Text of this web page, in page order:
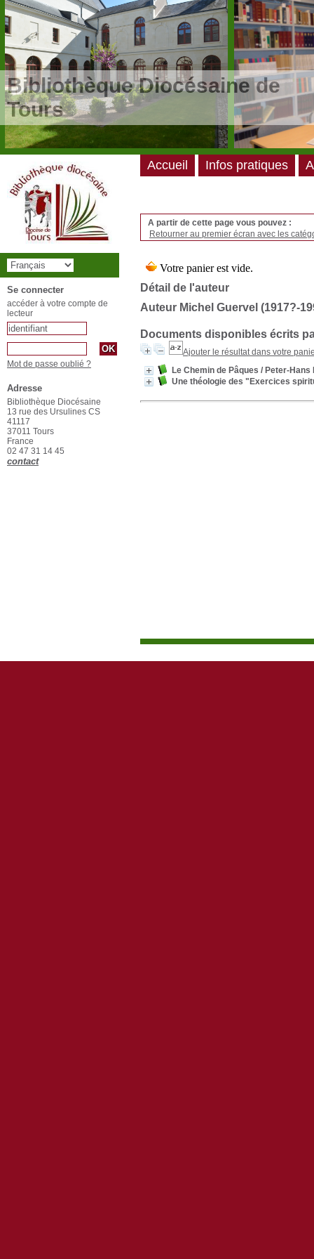
/**/
Bibliothèque Diocésaine de
Tours
A partir de cette page vous pouvez :
Retourner au premier écran avec les
Détail de l'auteur
Auteur Michel Guervel (1917?-
Documents disponibles écrits
Ajouter le résultat dans votre
Le Chemin de Pâques / Peter-Hans
Une théologie des "Exercices
Accueil Infos pratiques
Se connecter
accéder à votre compte de
lecteur
Mot de passe oublié ?
Adresse
Bibliothèque Diocésaine
13 rue des Ursulines CS
41117
37011 Tours
France
02 47 31 14 45
contact